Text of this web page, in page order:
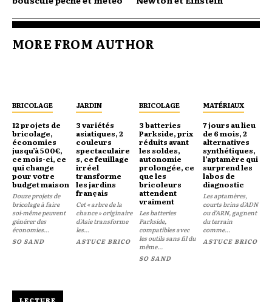
MORE FROM AUTHOR
BRICOLAGE
12 projets de
bricolage,
économies
jusqu’à 500€,
ce mois-ci, ce
qui change
pour votre
budget maison
Douze projets de
bricolage à faire
soi-même peuvent
générer des
économies...
SO SAND
JARDIN
3 variétés
asiatiques, 2
couleurs
spectaculaire
s, ce feuillage
irréel
transforme
les jardins
français
Cet « arbre de la
chance » originaire
d'Asie transforme
les...
ASTUCE BRICO
BRICOLAGE
3 batteries
Parkside, prix
réduits avant
les soldes,
autonomie
prolongée, ce
que les
bricoleurs
attendent
vraiment
Les batteries
Parkside,
compatibles avec
les outils sans fil du
même...
SO SAND
MATÉRIAUX
7 jours au lieu
de 6 mois, 2
alternatives
synthétiques,
l’aptamère qui
surprend les
labos de
diagnostic
Les aptamères,
courts brins d'ADN
ou d'ARN, gagnent
du terrain
comme...
ASTUCE BRICO
LECTURE